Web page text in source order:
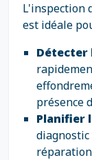
L'inspection
est idéale
Détecter
présence
Planifier